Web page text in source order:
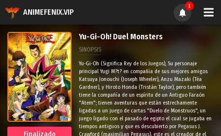
ANIMEFENIX.VIP
1
Yu-Gi-Oh! Duel Monsters
SINOPSIS
Yu-Gi-Oh (Significa Rey de los Juegos), Su personaje
principal Yugi M?t? en compañía de sus mejores amigos
Katsuya Jonouchi (Joseph Wheeler), Anzu Mazaki (Téa
Gardner), y Hiroto Honda (Tristán Taylor), pero también
tiene la compañía de un espíritu de un Antiguo Faraón
"Atem"; tienen aventuras que están estrechamente
ligadas a un juego de cartas "Duelo de Monstruos", un
juego ligado con el pasado de egipto el cual se jugaba en
tiempos antiguos y que es descubierto por Pegasus J.
Crawford (maximilian Pegasus), este es el creador de el